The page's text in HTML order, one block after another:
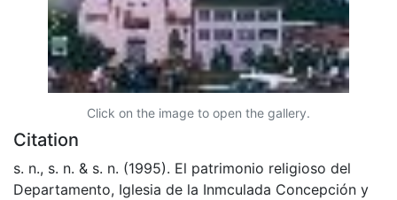
Click on the image to open the gallery.
Citation
s. n., s. n. & s. n. (1995). El patrimonio religioso del
Departamento, Iglesia de la Inmculada Concepción y